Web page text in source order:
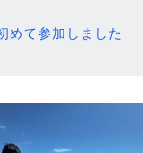
めて参加しました